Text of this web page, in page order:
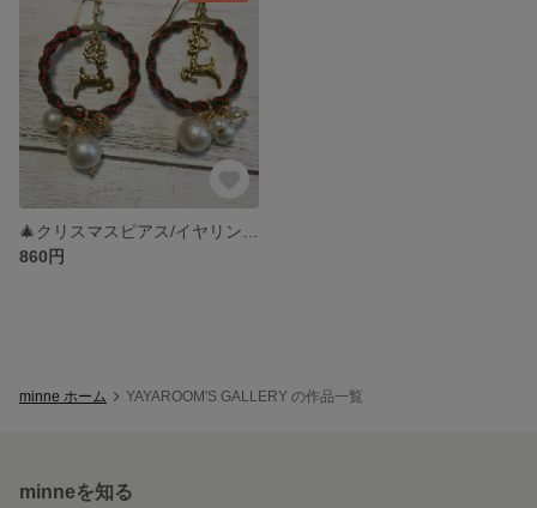
860円
minne ホーム YAYAROOM'S GALLERY の作品一覧
minneを知る